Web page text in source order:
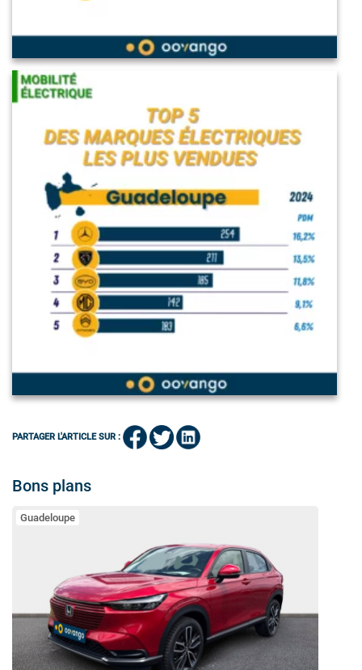
PARTAGER L'ARTICLE SUR :
Bons plans
Guadeloupe